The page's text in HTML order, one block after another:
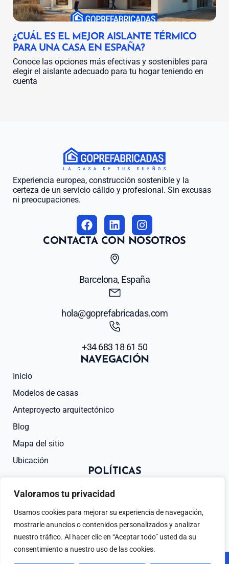
Valoramos tu privacidad
Usamos cookies para mejorar su experiencia de navegación,
mostrarle anuncios o contenidos personalizados y analizar
nuestro tráfico. Al hacer clic en “Aceptar todo” usted da su
consentimiento a nuestro uso de las cookies.
¿CUÁL ES EL MEJOR AISLANTE TÉRMICO
PARA UNA CASA EN ESPAÑA?
Conoce las opciones más efectivas y sostenibles para
elegir el aislante adecuado para tu hogar teniendo en
cuenta
Experiencia europea, construcción sostenible y la
certeza de un servicio cálido y profesional. Sin excusas
ni preocupaciones.
CONTACTA CON NOSOTROS
Barcelona, España
hola@goprefabricadas.com
+34 683 18 61 50
NAVEGACIÓN
Inicio
Modelos de casas
Anteproyecto arquitectónico
Blog
Mapa del sitio
Ubicación
POLÍTICAS
Aviso Legal
Política de Cookies